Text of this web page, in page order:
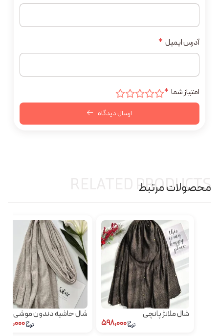
آدرس ایمیل *
امتیاز شما *
ارسال دیدگاه
محصولات مرتبط
RELATED PRODUCTS
شال ملانژ پانچی شال حاشیه دندون موشی